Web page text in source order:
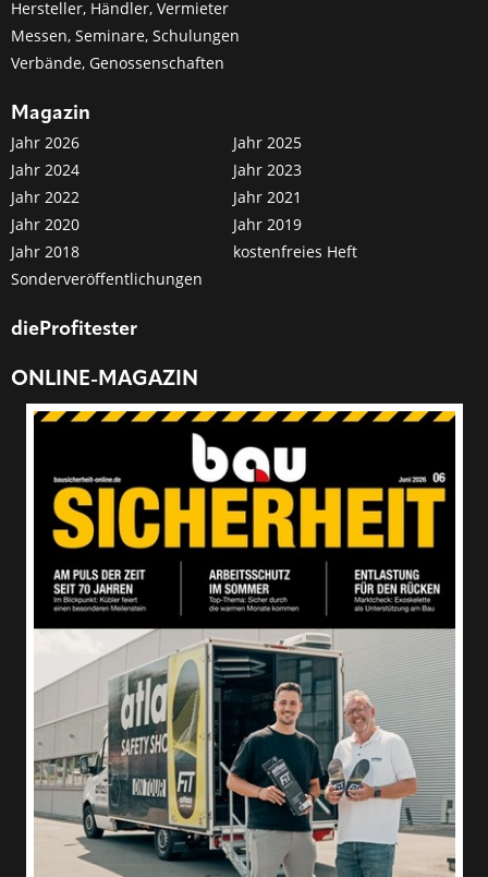
Hersteller, Händler, Vermieter
Messen, Seminare, Schulungen
Verbände, Genossenschaften
Magazin
Jahr 2026
Jahr 2025
Jahr 2024
Jahr 2023
Jahr 2022
Jahr 2021
Jahr 2020
Jahr 2019
Jahr 2018
kostenfreies Heft
Sonderveröffentlichungen
dieProfitester
ONLINE-MAGAZIN